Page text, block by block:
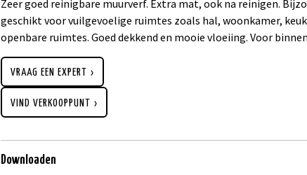
Zeer goed reinigbare muurverf. Extra mat, ook na reinigen.
geschikt voor vuilgevoelige ruimtes zoals hal, woonkamer,
openbare ruimtes. Goed dekkend en mooie vloeiing. Voor
VRAAG EEN EXPERT
VIND VERKOOPPUNT
Downloaden